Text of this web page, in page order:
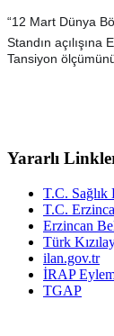
“12 Mart Dünya
Standın
Tansiyon
Yararlı
T.C. Sağlık
T.C.
Erzincan
Türk
ilan.gov.tr
İRAP
TGAP